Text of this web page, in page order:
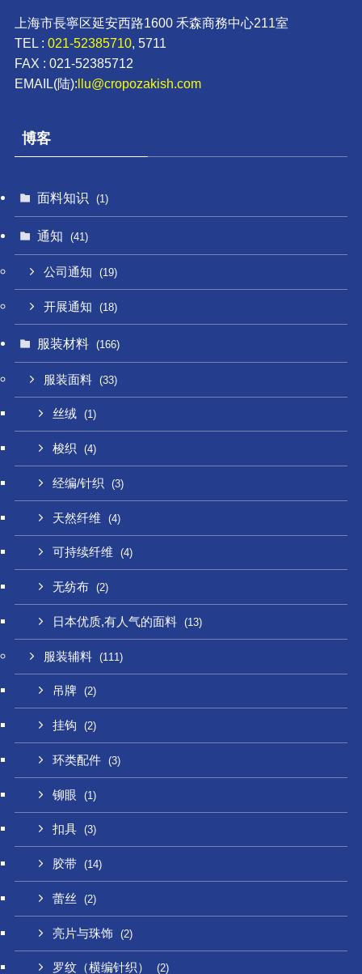
上海市長寧区延安西路1600 禾森商務中心211室
TEL : 021-52385710, 5711
FAX : 021-52385712
EMAIL(陆):llu@cropozakish.com
博客
面料知识 (1)
通知 (41)
公司通知 (19)
开展通知 (18)
服装材料 (166)
服装面料 (33)
丝绒 (1)
梭织 (4)
经编/针织 (3)
天然纤维 (4)
可持续纤维 (4)
无纺布 (2)
日本优质,有人气的面料 (13)
服装辅料 (111)
吊牌 (2)
挂钩 (2)
环类配件 (3)
铆眼 (1)
扣具 (3)
胶带 (14)
蕾丝 (2)
亮片与珠饰 (2)
罗纹（横编针织） (2)